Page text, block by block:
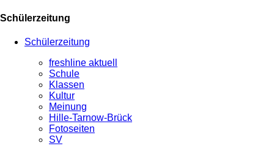
Schülerzeitung
Schülerzeitung
freshline aktuell
Schule
Klassen
Kultur
Meinung
Hille-Tarnow-Brück
Fotoseiten
SV